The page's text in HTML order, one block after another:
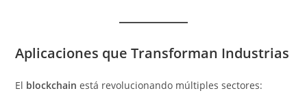
Aplicaciones que Transforman Industrias
El blockchain está revolucionando múltiples sectores: